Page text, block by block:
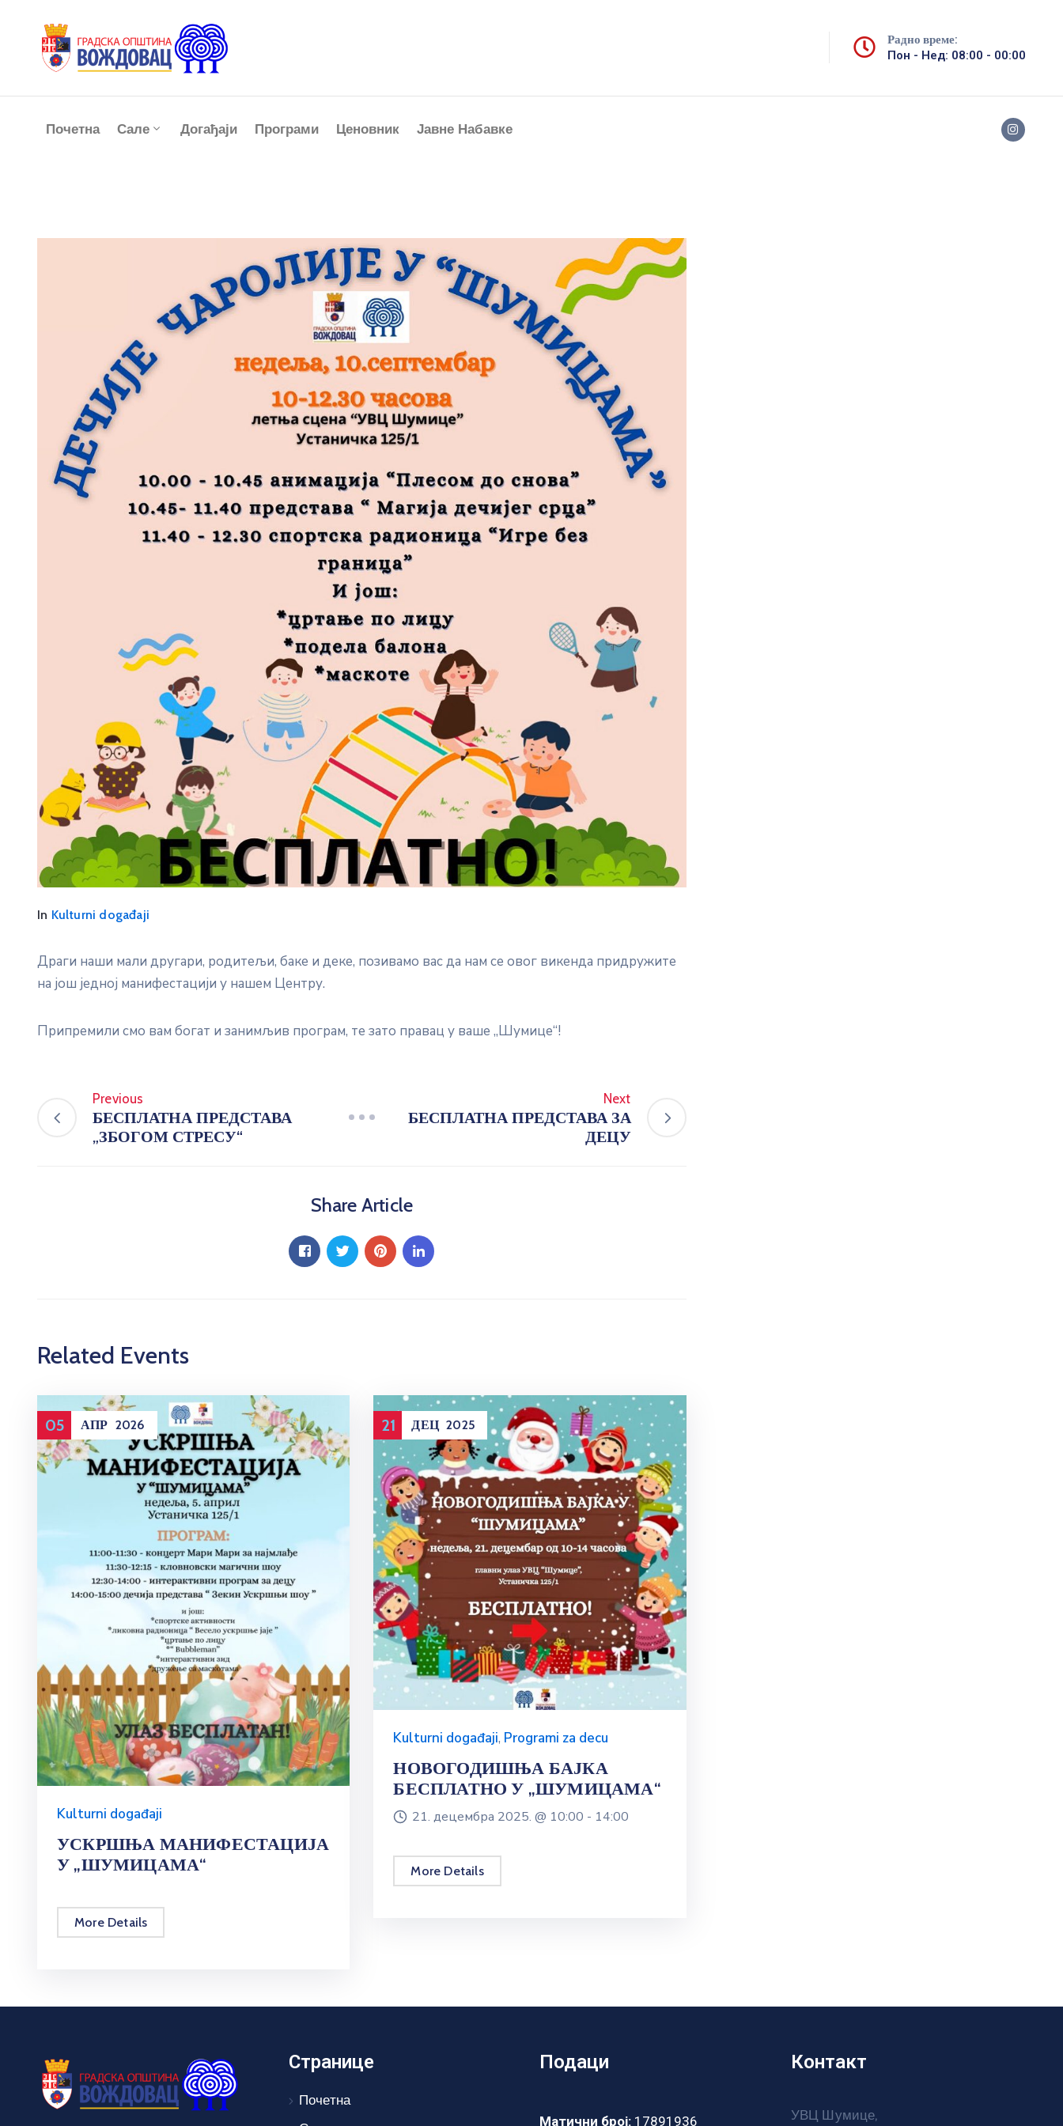
Радно време:
Пон - Нед: 08:00 - 00:00
Почетна Сале Догађаји Програми Ценовник Јавне Набавке
In Kulturni događaji
Драги наши мали другари, родитељи, баке и деке, позивамо вас да нам се овог викенда придружите
на још једној манифестацији у нашем Центру.
Припремили смо вам богат и занимљив програм, те зато правац у ваше „Шумице“!
Previous
БЕСПЛАТНА ПРЕДСТАВА
„ЗБОГОМ СТРЕСУ“
Next
БЕСПЛАТНА ПРЕДСТАВА ЗА
ДЕЦУ
Share Article
Related Events
05 АПР 2026
Kulturni događaji
УСКРШЊА МАНИФЕСТАЦИЈА
У „ШУМИЦАМА“
More Details
21 ДЕЦ 2025
Kulturni događaji, Programi za decu
НОВОГОДИШЊА БАЈКА
БЕСПЛАТНО У „ШУМИЦАМА“
21. децембра 2025. @ 10:00 - 14:00
More Details
Странице
Почетна
Подаци
Матични број: 17891936
Контакт
УВЦ Шумице,